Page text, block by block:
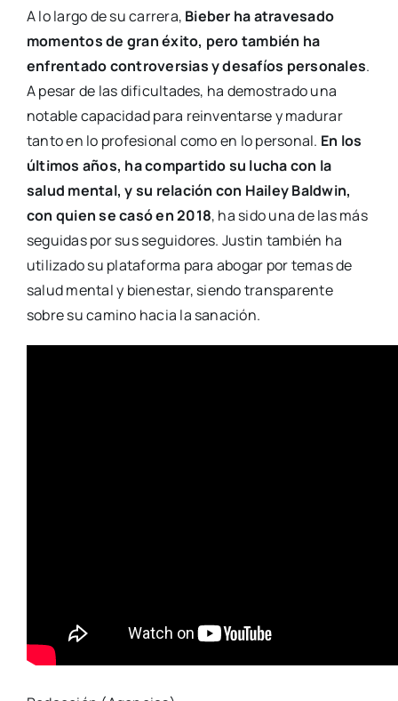
A lo largo de su carrera, Bieber ha atravesado
momentos de gran éxito, pero también ha
enfrentado controversias y desafíos personales.
A pesar de las dificultades, ha demostrado una
notable capacidad para reinventarse y madurar
tanto en lo profesional como en lo personal. En los
últimos años, ha compartido su lucha con la
salud mental, y su relación con Hailey Baldwin,
con quien se casó en 2018, ha sido una de las más
seguidas por sus seguidores. Justin también ha
utilizado su plataforma para abogar por temas de
salud mental y bienestar, siendo transparente
sobre su camino hacia la sanación.